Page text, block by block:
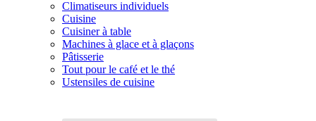
Climatiseurs individuels
Cuisine
Cuisiner à table
Machines à glace et à glaçons
Pâtisserie
Tout pour le café et le thé
Ustensiles de cuisine